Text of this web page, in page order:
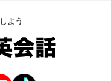
よう